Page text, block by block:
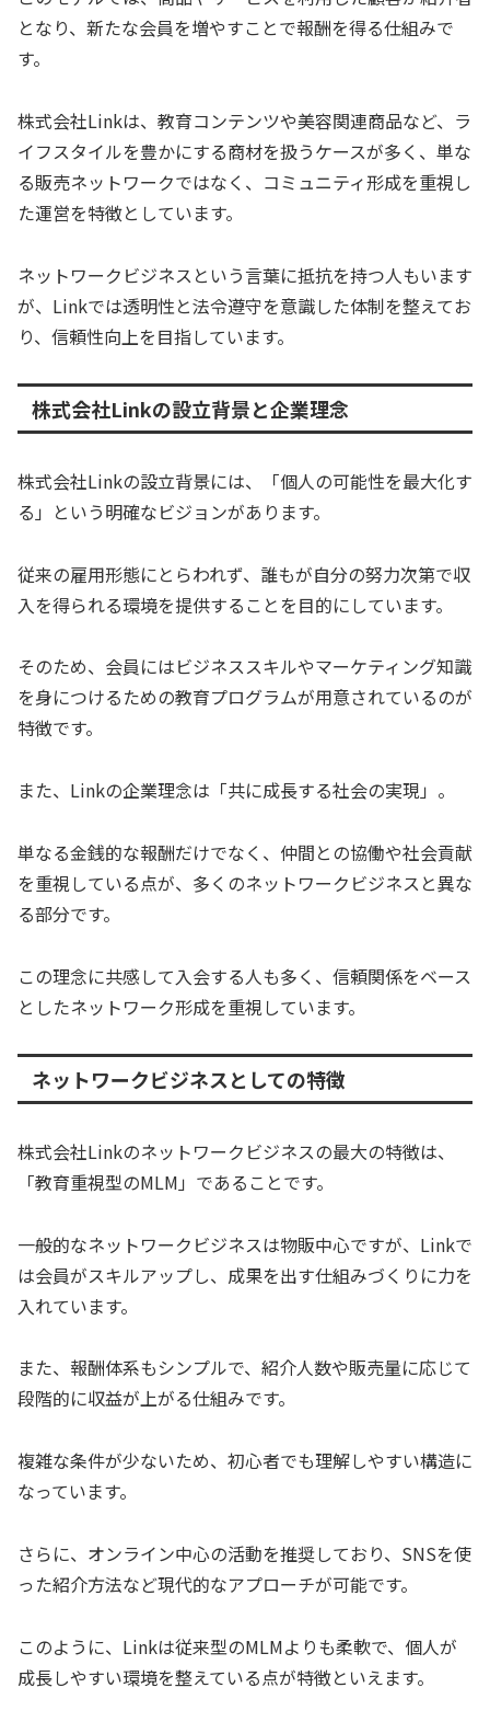
となり、新たな会員を増やすことで報酬を得る仕組みで
す。
株式会社Linkは、教育コンテンツや美容関連商品など、ラ
イフスタイルを豊かにする商材を扱うケースが多く、単な
る販売ネットワークではなく、コミュニティ形成を重視し
た運営を特徴としています。
ネットワークビジネスという言葉に抵抗を持つ人もいます
が、Linkでは透明性と法令遵守を意識した体制を整えてお
り、信頼性向上を目指しています。
株式会社Linkの設立背景と企業理念
株式会社Linkの設立背景には、「個人の可能性を最大化す
る」という明確なビジョンがあります。
従来の雇用形態にとらわれず、誰もが自分の努力次第で収
入を得られる環境を提供することを目的にしています。
そのため、会員にはビジネススキルやマーケティング知識
を身につけるための教育プログラムが用意されているのが
特徴です。
また、Linkの企業理念は「共に成長する社会の実現」。
単なる金銭的な報酬だけでなく、仲間との協働や社会貢献
を重視している点が、多くのネットワークビジネスと異な
る部分です。
この理念に共感して入会する人も多く、信頼関係をベース
としたネットワーク形成を重視しています。
ネットワークビジネスとしての特徴
株式会社Linkのネットワークビジネスの最大の特徴は、
「教育重視型のMLM」であることです。
一般的なネットワークビジネスは物販中心ですが、Linkで
は会員がスキルアップし、成果を出す仕組みづくりに力を
入れています。
また、報酬体系もシンプルで、紹介人数や販売量に応じて
段階的に収益が上がる仕組みです。
複雑な条件が少ないため、初心者でも理解しやすい構造に
なっています。
さらに、オンライン中心の活動を推奨しており、SNSを使
った紹介方法など現代的なアプローチが可能です。
このように、Linkは従来型のMLMよりも柔軟で、個人が
成長しやすい環境を整えている点が特徴といえます。